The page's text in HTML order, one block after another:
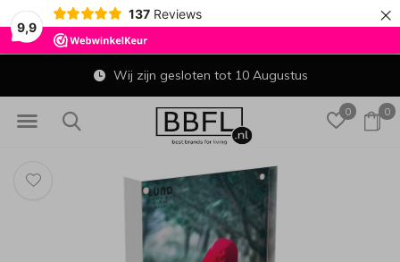
9,9
137 Reviews ×
0 0
Wij zijn gesloten tot 10 Augustus